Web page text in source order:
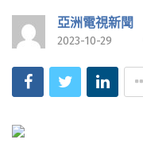
亞洲電視新聞
2023-10-29